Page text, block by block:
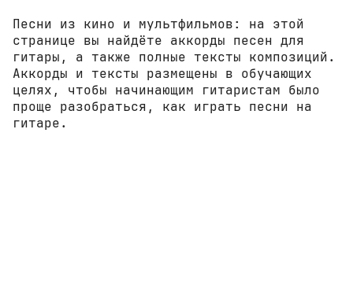
Песни из кино и мультфильмов: на этой
странице вы найдёте аккорды песен для
гитары, а также полные тексты композиций.
Аккорды и тексты размещены в обучающих
целях, чтобы начинающим гитаристам было
проще разобраться, как играть песни на
гитаре.